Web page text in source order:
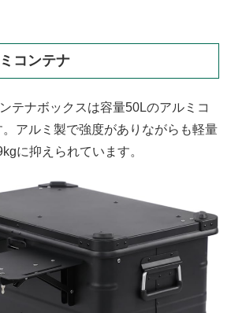
コンテナ
テナボックスは容量50Lのアルミコ
アルミ製で強度がありながらも軽量
に抑えられています。